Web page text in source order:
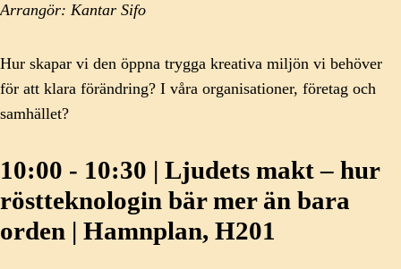
Arrangör: Kantar Sifo
Hur skapar vi den öppna trygga kreativa miljön vi behöver
för att klara förändring? I våra organisationer, företag och
samhället?
10:00 - 10:30 | Ljudets makt – hur
röstteknologin bär mer än bara
orden | Hamnplan, H201